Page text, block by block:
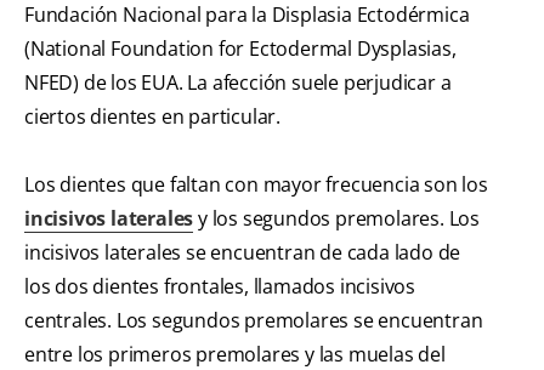
Fundación Nacional para la Displasia Ectodérmica
(National Foundation for Ectodermal Dysplasias,
NFED) de los EUA. La afección suele perjudicar a
ciertos dientes en particular.
Los dientes que faltan con mayor frecuencia son los
incisivos lateralesy los segundos premolares. Los
incisivos laterales se encuentran de cada lado de
los dos dientes frontales, llamados incisivos
centrales. Los segundos premolares se encuentran
entre los primeros premolares y las muelas del